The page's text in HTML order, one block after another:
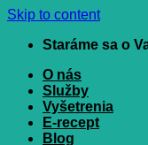
Skip to content
Staráme sa o
O nás
Služby
Vyšetrenia
E-recept
Blog